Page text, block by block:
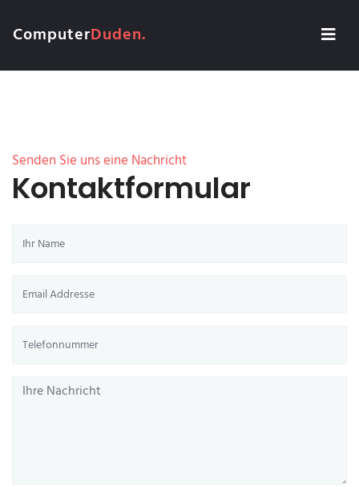
ComputerDuden.
Senden Sie uns eine Nachricht
Kontaktformular